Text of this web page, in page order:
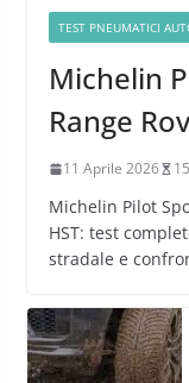
TEST PNEUMATICI
Michelin
Range
11 Aprile 2026
Michelin Pilot
HST: test
stradale e